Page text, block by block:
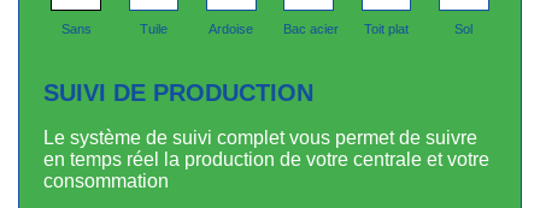
Sans Tuile Ardoise Bac acier Toit plat Sol
SUIVI DE PRODUCTION
Le système de suivi complet vous permet de suivre
en temps réel la production de votre centrale et votre
consommation